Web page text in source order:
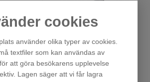
cookies
använder olika typer av cookies.
textfiler som kan användas av
att göra besökarens upplevelse
Lagen säger att vi får lagra
Ronneby Bruk Maestro Rostfritt Gryta 24 cm, 9 lite HZ390522